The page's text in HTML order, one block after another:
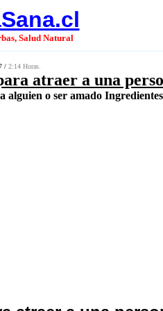
Salud Natural
/ 2:14 Horas.
atraer a una
alguien o ser amado